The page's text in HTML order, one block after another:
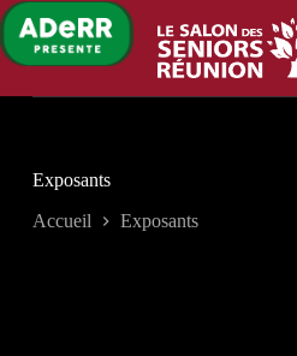
Passer
au
contenu
Exposants
Accueil Exposants